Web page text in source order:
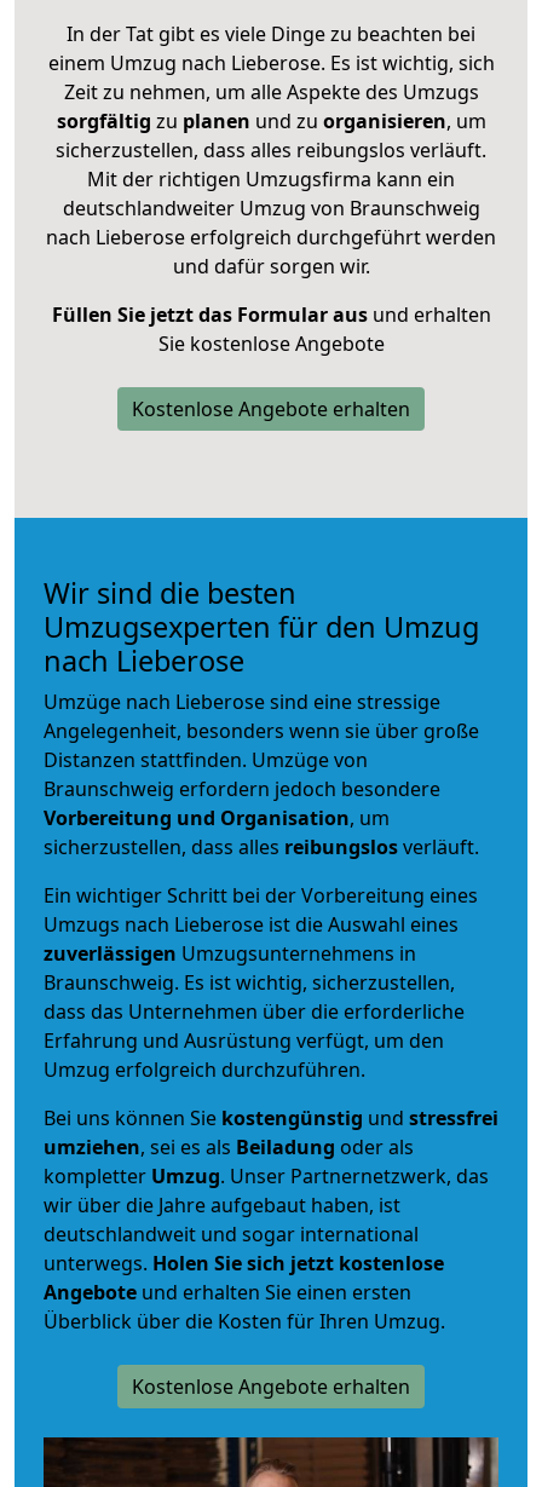
In der Tat gibt es viele Dinge zu beachten bei
einem Umzug nach Lieberose. Es ist wichtig, sich
Zeit zu nehmen, um alle Aspekte des Umzugs
sorgfältig zu planen und zu organisieren, um
sicherzustellen, dass alles reibungslos verläuft.
Mit der richtigen Umzugsfirma kann ein
deutschlandweiter Umzug von Braunschweig
nach Lieberose erfolgreich durchgeführt werden
und dafür sorgen wir.
Füllen Sie jetzt das Formular ausund erhalten
Sie kostenlose Angebote
Kostenlose Angebote erhalten
Wir sind die besten
Umzugsexperten für den Umzug
nach Lieberose
Umzüge nach Lieberose sind eine stressige
Angelegenheit, besonders wenn sie über große
Distanzen stattfinden. Umzüge von
Braunschweig erfordern jedoch besondere
Vorbereitung und Organisation, um
sicherzustellen, dass alles reibungslosverläuft.
Ein wichtiger Schritt bei der Vorbereitung eines
Umzugs nach Lieberose ist die Auswahl eines
zuverlässigen Umzugsunternehmens in
Braunschweig. Es ist wichtig, sicherzustellen,
dass das Unternehmen über die erforderliche
Erfahrung und Ausrüstung verfügt, um den
Umzug erfolgreich durchzuführen.
Bei uns können Sie kostengünstig und stressfrei
umziehen, sei es als Beiladung oder als
kompletter Umzug. Unser Partnernetzwerk, das
wir über die Jahre aufgebaut haben, ist
deutschlandweit und sogar international
unterwegs. Holen Sie sich jetzt kostenlose
Angebote und erhalten Sie einen ersten
Überblick über die Kosten für Ihren Umzug.
Kostenlose Angebote erhalten